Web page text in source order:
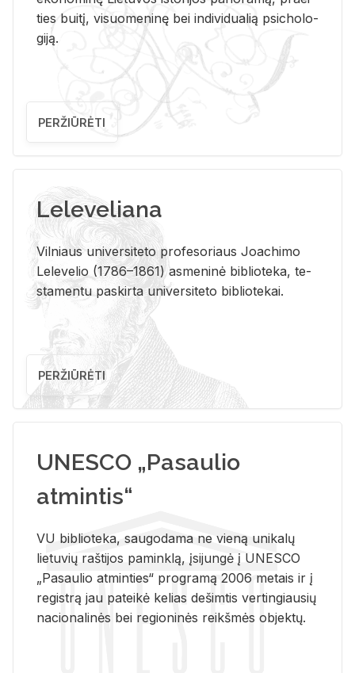
ties bui­tį, vi­suo­me­ni­nę bei in­di­vi­dua­lią psi­cho­lo­
gi­ją.
PERŽIŪRĖTI
Leleveliana
Vil­niaus uni­ver­si­te­to pro­fe­so­riaus Jo­a­chi­mo
Le­le­ve­lio (1786–1861) as­me­ni­nė bi­b­lio­te­ka, te­
sta­men­tu pa­skir­ta uni­ver­si­te­to bi­b­lio­te­kai.
PERŽIŪRĖTI
UNESCO „Pasaulio
atmintis“
VU biblioteka, saugodama ne vieną unikalų
lietuvių raštijos paminklą, įsijungė į UNESCO
„Pasaulio atminties“ programą 2006 metais ir į
registrą jau pateikė kelias dešimtis vertingiausių
nacionalinės bei regioninės reikšmės objektų.